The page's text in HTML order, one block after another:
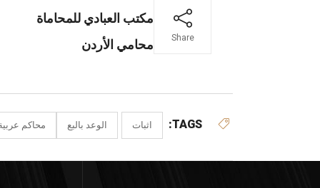
Share
مكتب العبادي للمحاماة
محامي الأردن
TAGS: اثبات الوعد بالبع محاكم